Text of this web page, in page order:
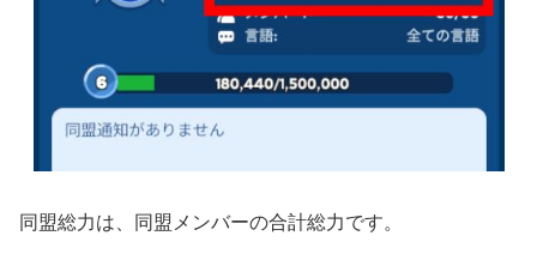
同盟総力は、同盟メンバーの合計総力です。